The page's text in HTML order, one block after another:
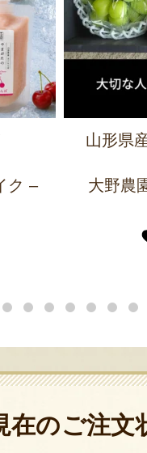
ク –
山形県
大野農
在のご注文